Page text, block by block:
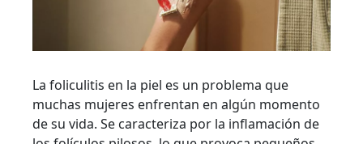
La foliculitis en la piel es un problema que
muchas mujeres enfrentan en algún momento
de su vida. Se caracteriza por la inflamación de